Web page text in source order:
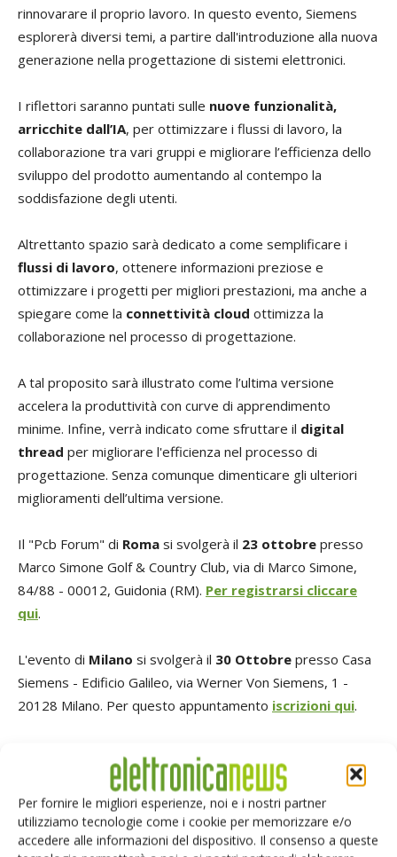
Per fornire le migliori esperienze, noi e i nostri partner
utilizziamo tecnologie come i cookie per memorizzare e/o
accedere alle informazioni del dispositivo. Il consenso a queste
rinnovarare il proprio lavoro. In questo evento, Siemens
esplorerà diversi temi, a partire dall'introduzione alla nuova
generazione nella progettazione di sistemi elettronici.
I riflettori saranno puntati sulle nuove funzionalità,
arricchite dall’IA, per ottimizzare i flussi di lavoro, la
collaborazione tra vari gruppi e migliorare l’efficienza dello
sviluppo del prodotto aumentando al contempo la
soddisfazione degli utenti.
Altrettanto spazio sarà dedicato a come semplificare i
flussi di lavoro, ottenere informazioni preziose e
ottimizzare i progetti per migliori prestazioni, ma anche a
spiegare come la connettività cloud ottimizza la
collaborazione nel processo di progettazione.
A tal proposito sarà illustrato come l’ultima versione
accelera la produttività con curve di apprendimento
minime. Infine, verrà indicato come sfruttare il digital
thread per migliorare l'efficienza nel processo di
progettazione. Senza comunque dimenticare gli ulteriori
miglioramenti dell’ultima versione.
Il "Pcb Forum" di Roma si svolgerà il 23 ottobre presso
Marco Simone Golf & Country Club, via di Marco Simone,
84/88 - 00012, Guidonia (RM). Per registrarsi cliccare
qui.
L'evento di Milano si svolgerà il 30 Ottobre presso Casa
Siemens - Edificio Galileo, via Werner Von Siemens, 1 -
20128 Milano. Per questo appuntamento iscrizioni qui.
Progettazione Siemens EDA Software